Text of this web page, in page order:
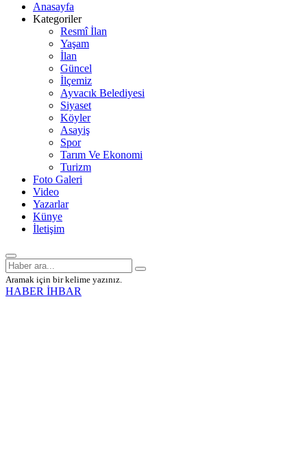
Anasayfa
Kategoriler
Resmî İlan
Yaşam
İlan
Güncel
İlçemiz
Ayvacık Belediyesi
Siyaset
Köyler
Asayiş
Spor
Tarım Ve Ekonomi
Turizm
Foto Galeri
Video
Yazarlar
Künye
İletişim
Aramak için bir kelime yazınız.
HABER İHBAR